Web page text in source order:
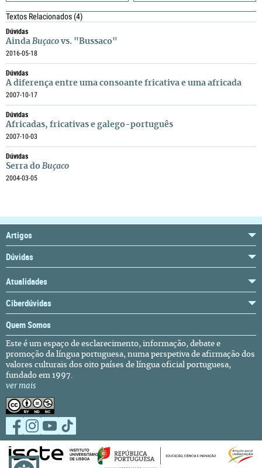
Textos Relacionados(4)
Dúvidas
Ainda Buçaco vs. "Bussaco"
2016-05-18
Dúvidas
A diferença entre uma consoante fricativa e uma africada
2007-10-17
Dúvidas
Africadas, fricativas e galego-português
2007-10-03
Dúvidas
Serra do Buçaco
2004-03-05
Artigos
Dúvidas
Atualidades
Ciberdúvidas
Quem Somos
Este é um espaço de esclarecimento, informação, debate e
promoção da língua portuguesa, numa perspetiva de afirmação dos
valores culturais dos oito países de língua oficial portuguesa,
fundado em 1997.
ver mais